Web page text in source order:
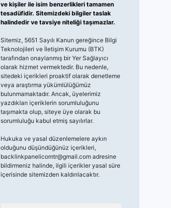
ve kişiler ile isim benzerlikleri tamamen
tesadüfidir. Sitemizdeki bilgiler taslak
halindedir ve tavsiye niteliği taşımazlar.
Sitemiz, 5651 Sayılı Kanun gereğince Bilgi
Teknolojileri ve İletişim Kurumu (BTK)
tarafından onaylanmış bir Yer Sağlayıcı
olarak hizmet vermektedir. Bu nedenle,
sitedeki içerikleri proaktif olarak denetleme
veya araştırma yükümlülüğümüz
bulunmamaktadır. Ancak, üyelerimiz
yazdıkları içeriklerin sorumluluğunu
taşımakta olup, siteye üye olarak bu
sorumluluğu kabul etmiş sayılırlar.
Hukuka ve yasal düzenlemelere aykırı
olduğunu düşündüğünüz içerikleri,
backlinkpanelicomtr@gmail.comadresine
bildirmeniz halinde, ilgili içerikler yasal süre
içerisinde sitemizden kaldırılacaktır.